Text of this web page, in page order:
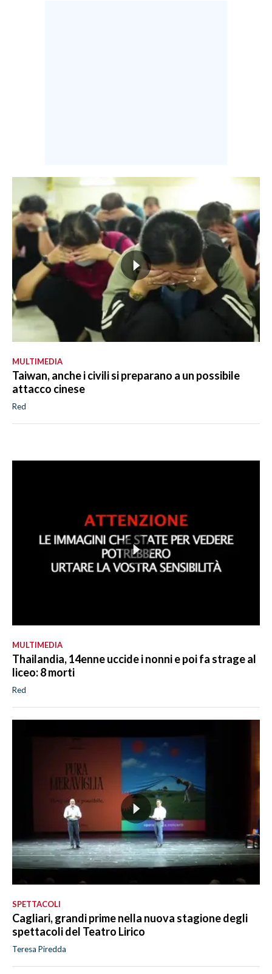
MULTIMEDIA
Taiwan, anche i civili si preparano a un possibile
attacco cinese
Red
MULTIMEDIA
Thailandia, 14enne uccide i nonni e poi fa strage al
liceo: 8 morti
Red
SPETTACOLI
Cagliari, grandi prime nella nuova stagione degli
spettacoli del Teatro Lirico
Teresa Piredda